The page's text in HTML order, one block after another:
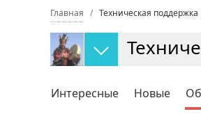
Главная Техническая поддержка
Интересные Новые